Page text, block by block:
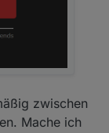
zwischen
Mache ich